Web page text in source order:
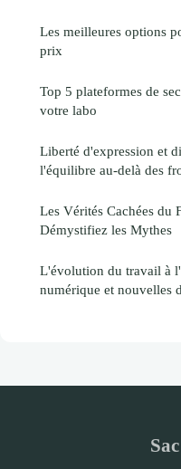
Les meilleures options
prix
Top 5 plateformes de
votre labo
Liberté d'expression et
l'équilibre au-delà des
Les Vérités Cachées du
Démystifiez les Mythes
L'évolution du travail à
numérique et nouvelles